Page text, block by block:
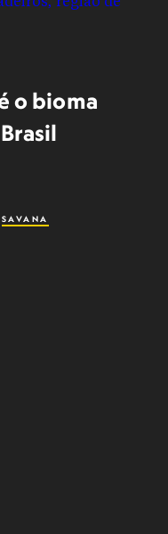
POSSIVEL
o bioma
SAVANA